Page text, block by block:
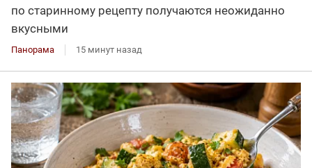
по старинному рецепту получаются неожиданно
вкусными
Панорама 15 минут назад